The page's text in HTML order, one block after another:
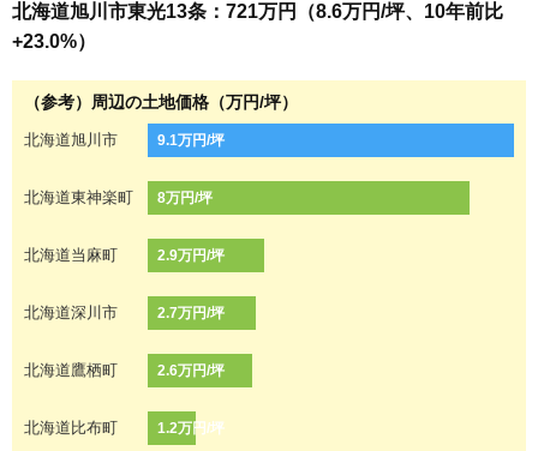
北海道旭川市東光13条：721万円（8.6万円/坪、10年前比
+23.0%）
（参考）周辺の土地価格（万円/坪）
北海道旭川市 9.1万円/坪
北海道東神楽町 8万円/坪
北海道当麻町 2.9万円/坪
北海道深川市 2.7万円/坪
北海道鷹栖町 2.6万円/坪
北海道比布町 1.2万円/坪